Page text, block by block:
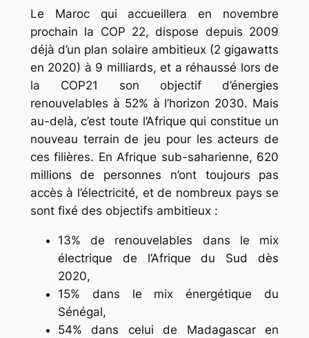
Le Maroc qui accueillera en novembre
prochain la COP 22, dispose depuis 2009
déjà d’un plan solaire ambitieux (2 gigawatts
en 2020) à 9 milliards, et a réhaussé lors de
la COP21 son objectif d’énergies
renouvelables à 52% à l’horizon 2030. Mais
au-delà, c’est toute l’Afrique qui constitue un
nouveau terrain de jeu pour les acteurs de
ces filières. En Afrique sub-saharienne, 620
millions de personnes n’ont toujours pas
accès à l’électricité, et de nombreux pays se
sont fixé des objectifs ambitieux :
13% de renouvelables dans le mix
électrique de l’Afrique du Sud dès
2020,
15% dans le mix énergétique du
Sénégal,
54% dans celui de Madagascar en